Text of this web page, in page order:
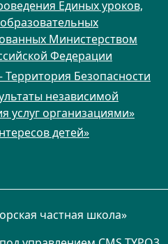
Единых уроков,
Министерством
Федерации
Территория Безопасности
независимой
услуг организациями»
детей»
частная школа»